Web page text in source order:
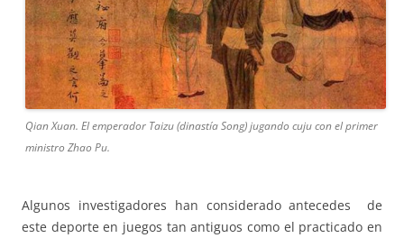
Qian Xuan. El emperador Taizu (dinastía Song) jugando cuju con el primer
ministro Zhao Pu.
Algunos investigadores han considerado antecedes de
este deporte en juegos tan antiguos como el practicado en